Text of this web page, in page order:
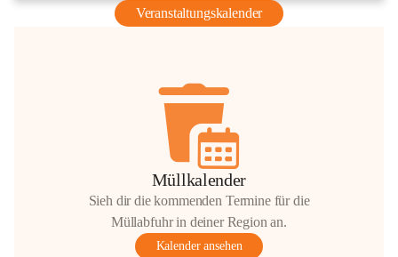
Veranstaltungskalender
Müllkalender
Sieh dir die kommenden Termine für die
Müllabfuhr in deiner Region an.
Kalender ansehen